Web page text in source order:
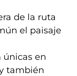
de la ruta
el paisaje
únicas en
también